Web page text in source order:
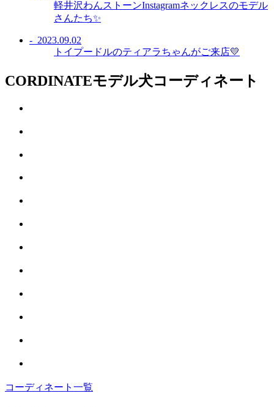
軽井沢わんストーンInstagramネックレスのモデル
さんたち✨
- 2023.09.02
トイプードルのティアラちゃんがご来店💛
CORDINATEモデル犬コーディネート
コーディネート一覧